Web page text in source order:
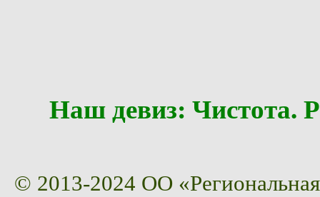
Наш девиз:
© 2013-2024 ОО